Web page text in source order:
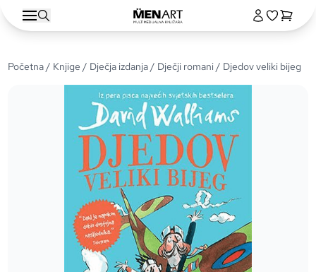
Početna/ Knjige / Dječja izdanja/ Dječji romani/ Djedov veliki bijeg